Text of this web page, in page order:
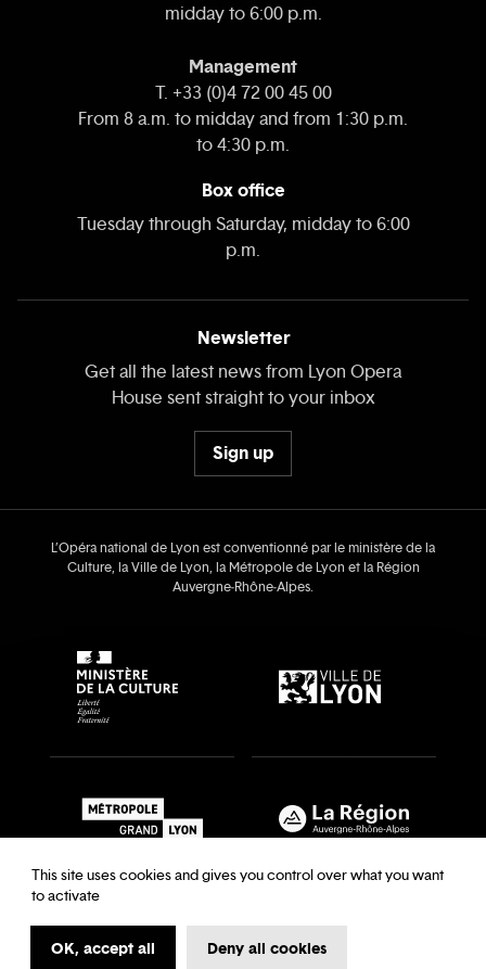
midday to 6:00 p.m.
Management
T. +33 (0)4 72 00 45 00
From 8 a.m. to midday and from 1:30 p.m.
to 4:30 p.m.
Box office
Tuesday through Saturday, midday to 6:00
p.m.
Newsletter
Get all the latest news from Lyon Opera
House sent straight to your inbox
Sign up
L’Opéra national de Lyon est conventionné par le ministère de la
Culture, la Ville de Lyon, la Métropole de Lyon et la Région
Auvergne‑Rhône‑Alpes.
Recrutements & auditions Legal notice
This site uses cookies and gives you control over what you want
to activate
OK, accept all Deny all cookies